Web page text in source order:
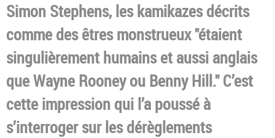
Simon Stephens, les kamikazes décrits
comme des êtres monstrueux "étaient
singulièrement humains et aussi anglais
que Wayne Rooney ou Benny Hill." C’est
cette impression qui l’a poussé à
s’interroger sur les dérèglements